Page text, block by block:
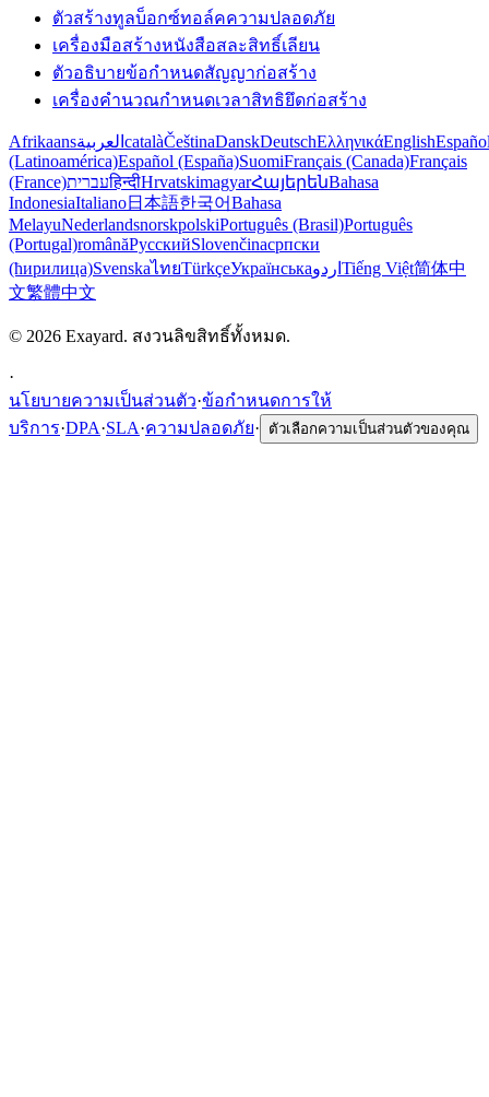
ตัวสร้างทูลบ็อกซ์ทอล์คความปลอดภัย
เครื่องมือสร้างหนังสือสละสิทธิ์เลียน
ตัวอธิบายข้อกำหนดสัญญาก่อสร้าง
เครื่องคำนวณกำหนดเวลาสิทธิยึดก่อสร้าง
Afrikaansالعربية catalàČeštinaDanskDeutschΕλληνικάEnglish
(Latinoamérica)Español (España)SuomiFrançais (Canada)Français
(France)עבריתहिन्दीHrvatskimagyarՀայերենBahasa
IndonesiaItaliano日本語한국어Bahasa
MelayuNederlandsnorskpolskiPortuguês (Brasil)Português
(Portugal)românăРусскийSlovenčinaсрпски
(ћирилица)SvenskaไทยTürkçeУкраїнськаاردو Tiếng Việt简体中
文繁體中文
© 2026 Exayard. สงวนลิขสิทธิ์ทั้งหมด.
·
นโยบายความเป็นส่วนตัว·ข้อกำหนดการให้
บริการ·DPA·SLA·ความปลอดภัย· ตัวเลือกความเป็นส่วนตัวของคุณ